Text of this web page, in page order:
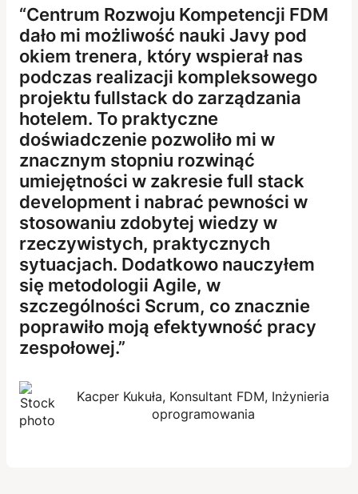
Centrum Rozwoju Kompetencji FDM
dało mi możliwość nauki Javy pod
okiem trenera, który wspierał nas
podczas realizacji kompleksowego
projektu fullstack do zarządzania
hotelem. To praktyczne
doświadczenie pozwoliło mi w
znacznym stopniu rozwinąć
umiejętności w zakresie full stack
development i nabrać pewności w
stosowaniu zdobytej wiedzy w
rzeczywistych, praktycznych
sytuacjach. Dodatkowo nauczyłem
się metodologii Agile, w
szczególności Scrum, co znacznie
poprawiło moją efektywność pracy
zespołowej.
Kacper Kukuła, Konsultant FDM, Inżynieria
oprogramowania